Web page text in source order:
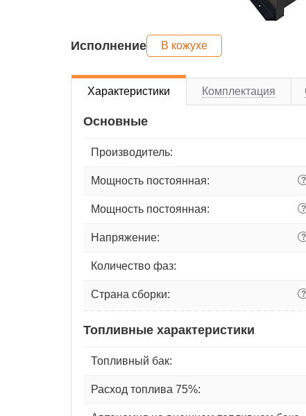
Исполнение В кожухе
Характеристики Комплектация
Основные
Производитель:
Мощность постоянная: ?
Мощность постоянная: ?
Напряжение: ?
Количество фаз:
Страна сборки: ?
Топливные характеристики
Топливный бак:
Расход топлива 75%: